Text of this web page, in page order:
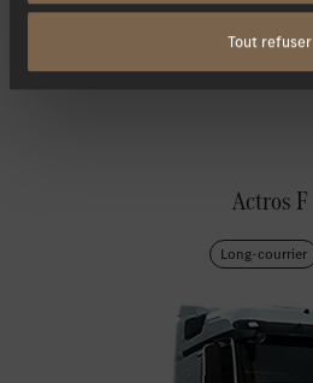
Tout refuser
Actros F
Long-courrier